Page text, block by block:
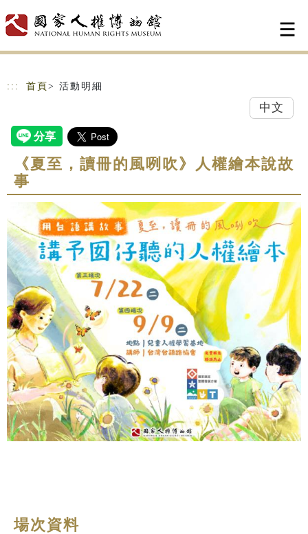
::: 首頁 > 活動明細
中文
《夏至，讀冊的風咧吹》人權繪本說故
事
場次資料